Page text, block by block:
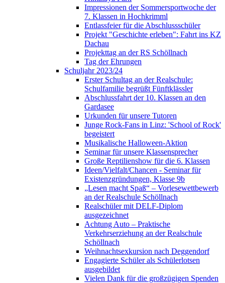
Impressionen der Sommersportwoche der
7. Klassen in Hochkrimml
Entlassfeier für die Abschlussschüler
Projekt "Geschichte erleben": Fahrt ins KZ
Dachau
Projekttag an der RS Schöllnach
Tag der Ehrungen
Schuljahr 2023/24
Erster Schultag an der Realschule:
Schulfamilie begrüßt Fünftklässler
Abschlussfahrt der 10. Klassen an den
Gardasee
Urkunden für unsere Tutoren
Junge Rock-Fans in Linz: 'School of Rock'
begeistert
Musikalische Halloween-Aktion
Seminar für unsere Klassensprecher
Große Reptilienshow für die 6. Klassen
Ideen/Vielfalt/Chancen - Seminar für
Existenzgründungen, Klasse 9b
„Lesen macht Spaß“ – Vorlesewettbewerb
an der Realschule Schöllnach
Realschüler mit DELF-Diplom
ausgezeichnet
Achtung Auto – Praktische
Verkehrserziehung an der Realschule
Schöllnach
Weihnachtsexkursion nach Deggendorf
Engagierte Schüler als Schülerlotsen
ausgebildet
Vielen Dank für die großzügigen Spenden